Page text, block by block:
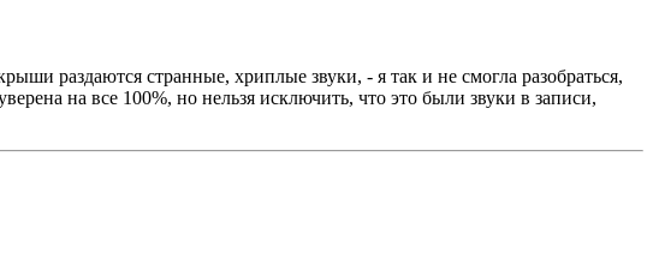
раздаются странные, хриплые звуки, - я так и не смогла разобраться,
на все 100%, но нельзя исключить, что это были звуки в записи,